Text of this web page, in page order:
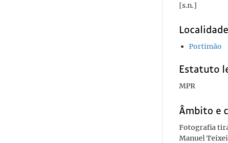
[s.n.]
Localidade
Portimão
Estatuto
MPR
Âmbito e
Fotografia
Manuel